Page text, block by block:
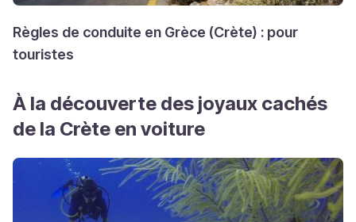
Règles de conduite en Grèce (Crète) : pour
touristes
À la découverte des joyaux cachés
de la Crète en voiture